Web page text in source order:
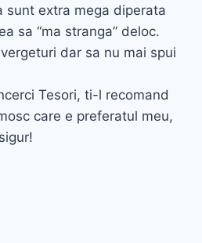
sunt extra mega diperata
sa “ma stranga” deloc.
dar sa nu mai spui
Tesori, ti-l recomand
care e preferatul meu,